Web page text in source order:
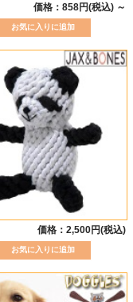
価格：858円(税込) ～
価格：2,500円(税込)